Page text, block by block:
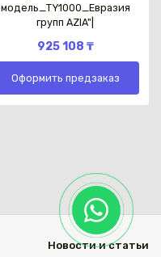
модель_TY1000_Евразия
групп AZIA"|
925 108 ₸
Оформить предзаказ
Новости и статьи